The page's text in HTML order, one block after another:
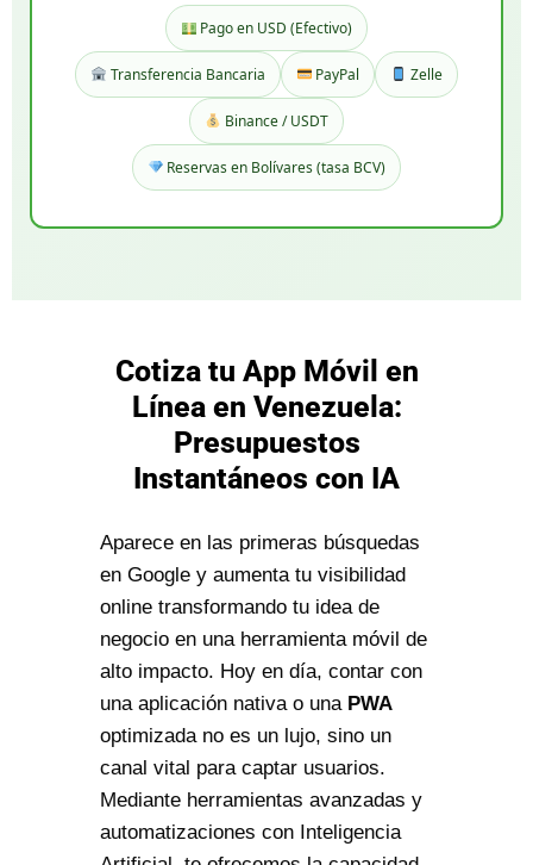
Pago en USD (Efectivo)
Transferencia Bancaria PayPal Zelle
Binance / USDT
Reservas en Bolívares (tasa BCV)
Cotiza tu App Móvil en
Línea en Venezuela:
Presupuestos
Instantáneos con IA
Aparece en las primeras búsquedas
en Google y aumenta tu visibilidad
online transformando tu idea de
negocio en una herramienta móvil de
alto impacto. Hoy en día, contar con
una aplicación nativa o una PWA
optimizada no es un lujo, sino un
canal vital para captar usuarios.
Mediante herramientas avanzadas y
automatizaciones con Inteligencia